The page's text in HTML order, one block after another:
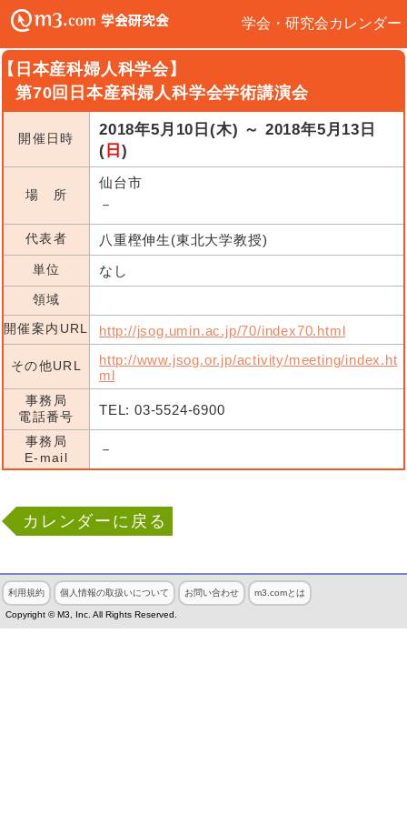
学会・研究会カレンダー
日本産科婦人科学会】
第70回日本産科婦人科学会学術講演会
開催日時
2018年5月10日(木) ～ 2018年5月13日
( 日 )
場 所
仙台市
－
代表者 八重樫伸生(東北大学教授)
単位 なし
領域
開催案内URL
http://jsog.umin.ac.jp/70/index70.html
その他URL
http://www.jsog.or.jp/activity/meeting/index.ht
ml
事務局
電話番号
TEL: 03-5524-6900
事務局
E-mail
－
カレンダーに戻る
利用規約 個人情報の取扱いについて お問い合わせ m3.comとは
Copyright © M3, Inc. All Rights Reserved.